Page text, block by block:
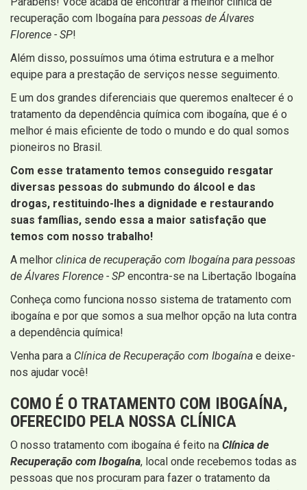
recuperação com Ibogaína para pessoas de Álvares
Florence - SP!
Além disso, possuímos uma ótima estrutura e a melhor
equipe para a prestação de serviços nesse seguimento.
E um dos grandes diferenciais que queremos enaltecer é o
tratamento da dependência química com ibogaína, que é o
melhor é mais eficiente de todo o mundo e do qual somos
pioneiros no Brasil.
Com esse tratamento temos conseguido resgatar
diversas pessoas do submundo do álcool e das
drogas, restituindo-lhes a dignidade e restaurando
suas famílias, sendo essa a maior satisfação que
temos com nosso trabalho!
A melhor clinica de recuperação com Ibogaína para pessoas
de Álvares Florence - SP encontra-se na Libertação Ibogaína
Conheça como funciona nosso sistema de tratamento com
ibogaína e por que somos a sua melhor opção na luta contra
a dependência química!
Venha para a Clínica de Recuperação com Ibogaína e deixe-
nos ajudar você!
COMO É O TRATAMENTO COM IBOGAÍNA,
OFERECIDO PELA NOSSA CLÍNICA
O nosso tratamento com ibogaína é feito na Clínica de
Recuperação com Ibogaína, local onde recebemos todas as
pessoas que nos procuram para fazer o tratamento da